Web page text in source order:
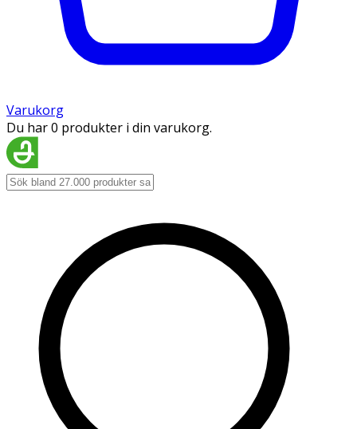
Varukorg
Du har 0 produkter i din varukorg.